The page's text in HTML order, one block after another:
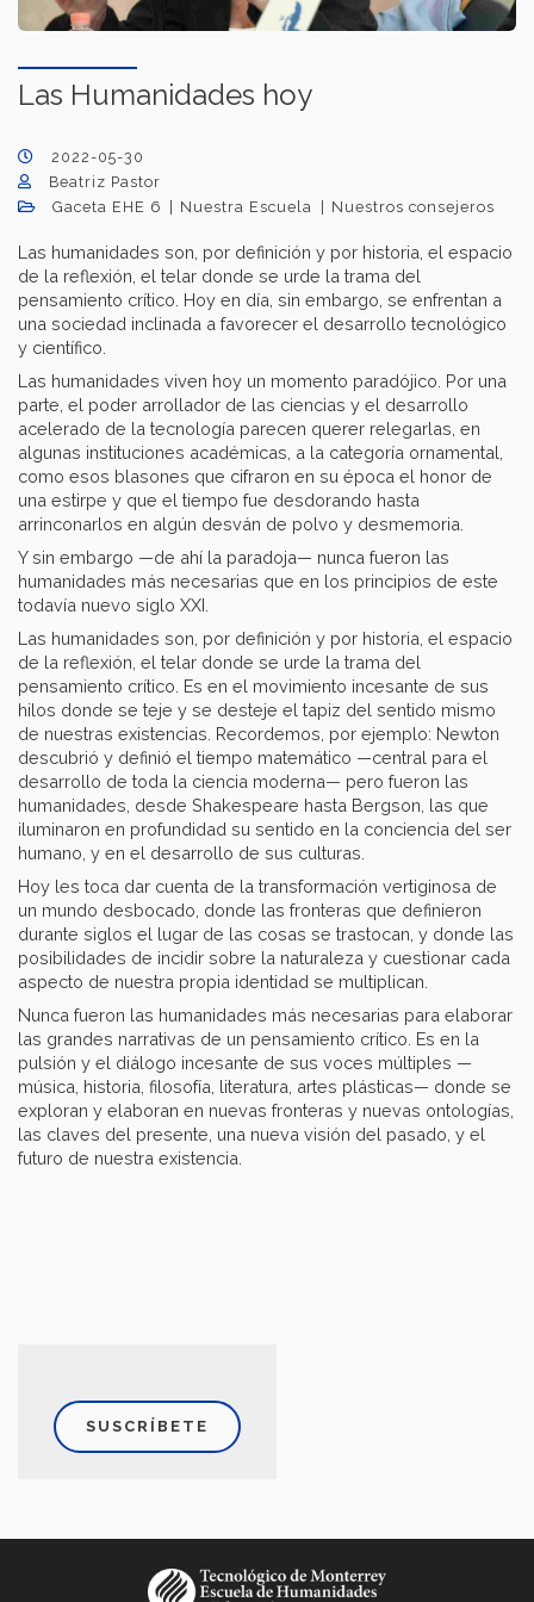
Las Humanidades hoy
2022-05-30
Beatriz Pastor
Gaceta EHE 6
Nuestra Escuela Nuestros consejeros
Las humanidades son, por definición y por historia, el espacio
de la reflexión, el telar donde se urde la trama del
pensamiento crítico. Hoy en día, sin embargo, se enfrentan a
una sociedad inclinada a favorecer el desarrollo tecnológico
y científico.
Las humanidades viven hoy un momento paradójico. Por una
parte, el poder arrollador de las ciencias y el desarrollo
acelerado de la tecnología parecen querer relegarlas, en
algunas instituciones académicas, a la categoría ornamental,
como esos blasones que cifraron en su época el honor de
una estirpe y que el tiempo fue desdorando hasta
arrinconarlos en algún desván de polvo y desmemoria.
Y sin embargo —de ahí la paradoja— nunca fueron las
humanidades más necesarias que en los principios de este
todavía nuevo siglo XXI.
Las humanidades son, por definición y por historia, el espacio
de la reflexión, el telar donde se urde la trama del
pensamiento crítico. Es en el movimiento incesante de sus
hilos donde se teje y se desteje el tapiz del sentido mismo
de nuestras existencias. Recordemos, por ejemplo: Newton
descubrió y definió el tiempo matemático —central para el
desarrollo de toda la ciencia moderna— pero fueron las
humanidades, desde Shakespeare hasta Bergson, las que
iluminaron en profundidad su sentido en la conciencia del ser
humano, y en el desarrollo de sus culturas.
Hoy les toca dar cuenta de la transformación vertiginosa de
un mundo desbocado, donde las fronteras que definieron
durante siglos el lugar de las cosas se trastocan, y donde las
posibilidades de incidir sobre la naturaleza y cuestionar cada
aspecto de nuestra propia identidad se multiplican.
Nunca fueron las humanidades más necesarias para elaborar
las grandes narrativas de un pensamiento crítico. Es en la
pulsión y el diálogo incesante de sus voces múltiples —
música, historia, filosofía, literatura, artes plásticas— donde se
exploran y elaboran en nuevas fronteras y nuevas ontologías,
las claves del presente, una nueva visión del pasado, y el
futuro de nuestra existencia.
SUSCRÍBETE